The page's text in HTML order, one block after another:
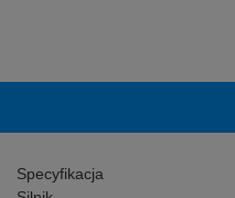
Specyfikacja